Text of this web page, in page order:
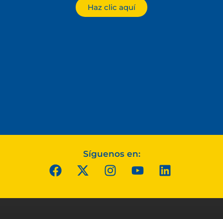
Haz clic aquí
Síguenos en: